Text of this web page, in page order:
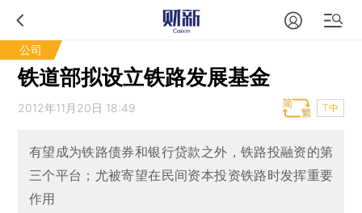
公司
铁道部拟设立铁路发展基金
2012年11月20日 18:49 T中
有望成为铁路债券和银行贷款之外，铁路投融资的第
三个平台；尤被寄望在民间资本投资铁路时发挥重要
作用